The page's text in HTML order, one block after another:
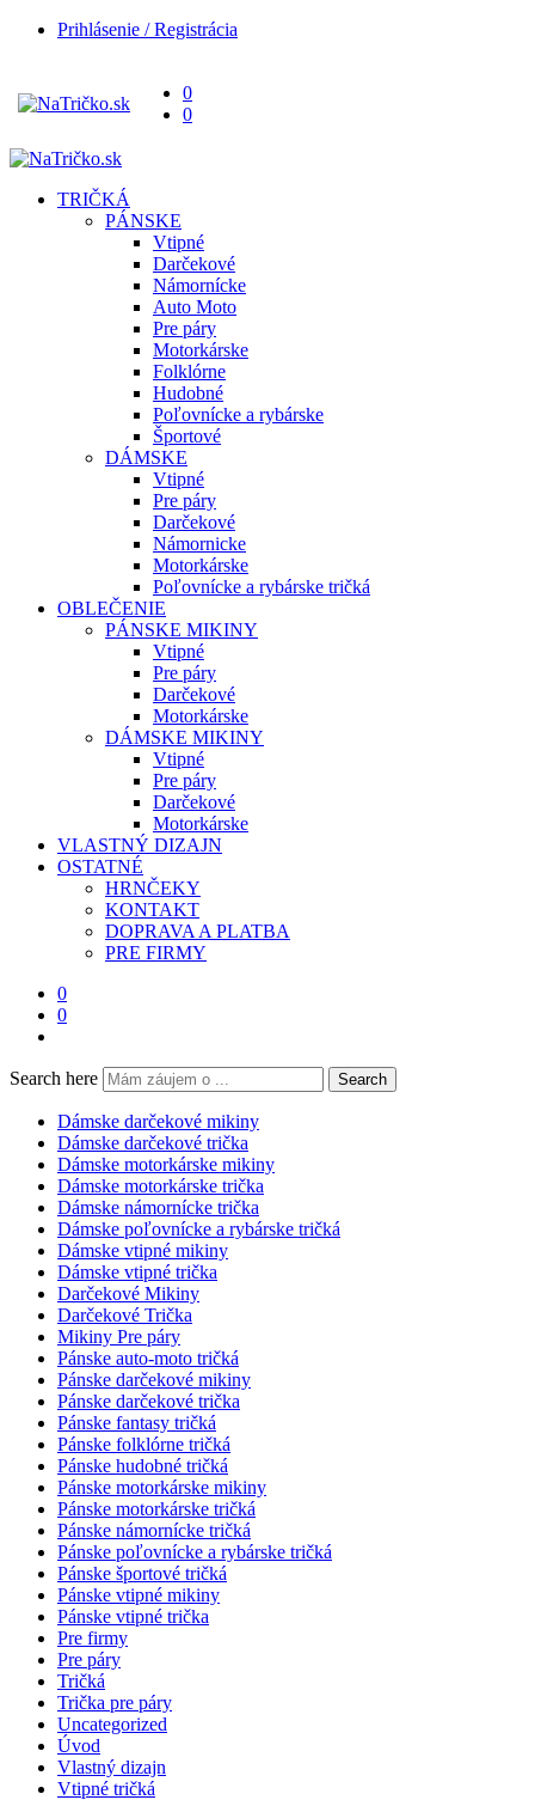
Prihlásenie / Registrácia
0
0
TRIČKÁ
PÁNSKE
Vtipné
Darčekové
Námornícke
Auto Moto
Pre páry
Motorkárske
Folklórne
Hudobné
Poľovnícke a rybárske
Športové
DÁMSKE
Vtipné
Pre páry
Darčekové
Námornicke
Motorkárske
Poľovnícke a rybárske tričká
OBLEČENIE
PÁNSKE MIKINY
Vtipné
Pre páry
Darčekové
Motorkárske
DÁMSKE MIKINY
Vtipné
Pre páry
Darčekové
Motorkárske
VLASTNÝ DIZAJN
OSTATNÉ
HRNČEKY
KONTAKT
DOPRAVA A PLATBA
PRE FIRMY
0
0
Search here Search
Dámske darčekové mikiny
Dámske darčekové trička
Dámske motorkárske mikiny
Dámske motorkárske trička
Dámske námornícke trička
Dámske poľovnícke a rybárske tričká
Dámske vtipné mikiny
Dámske vtipné trička
Darčekové Mikiny
Darčekové Trička
Mikiny Pre páry
Pánske auto-moto tričká
Pánske darčekové mikiny
Pánske darčekové trička
Pánske fantasy tričká
Pánske folklórne tričká
Pánske hudobné tričká
Pánske motorkárske mikiny
Pánske motorkárske tričká
Pánske námornícke tričká
Pánske poľovnícke a rybárske tričká
Pánske športové tričká
Pánske vtipné mikiny
Pánske vtipné trička
Pre firmy
Pre páry
Tričká
Trička pre páry
Uncategorized
Úvod
Vlastný dizajn
Vtipné tričká